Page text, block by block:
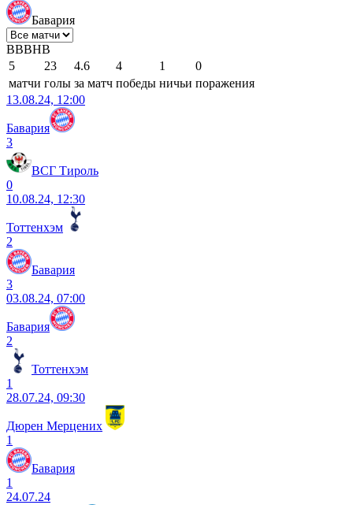
Бавария
ВВВНВ
5
23 4.6 4 1
0
матчи голы за матч победы ничьи поражения
13.08.24, 12:00
Бавария
3
ВСГ Тироль
0
10.08.24, 12:30
Тоттенхэм
2
Бавария
3
03.08.24, 07:00
Бавария
2
Тоттенхэм
1
28.07.24, 09:30
Дюрен Мерцених
1
Бавария
1
24.07.24